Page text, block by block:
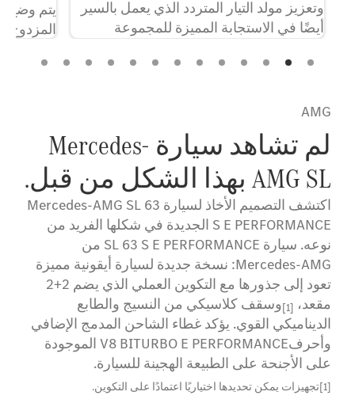
وتعزيز مولد التيار المتردد الذي يعمل بالسير
أيضًا في الاستجابة المميزة للمجموعة
يتم وضع
المزدوج
AMG
لم تشاهد سيارة Mercedes-
AMG SL بهذا الشكل من قبل.
اكتشف التصميم الأخاذ لسيارة Mercedes-AMG SL 63
S E PERFORMANCE الجديدة في شكلها الفريد من
نوعه. سيارة SL 63 S E PERFORMANCE من
Mercedes‑AMG: نسخة جديدة لسيارة أيقونية مميزة
تعود إلى جذورها مع التكوين العملي الذي يضم 2+2
مقعد، [1]
وسقف كلاسيكي من النسيج والطابع
الديناميكي القوي. يؤكد غطاء الشاحن المدمج الإضافي
وأحرفV8 BITURBO E PERFORMANCE الموجودة
على الأجنحة على الطبيعة الهجينة للسيارة.
[1]تجهيزات يمكن تحديدها اختياريًا اعتمادًا على التكوين.